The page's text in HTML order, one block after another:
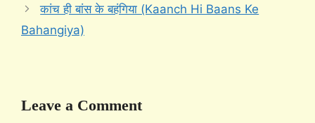
कांच ही बांस के बहंगिया (Kaanch Hi Baans Ke
Bahangiya)
Leave a Comment